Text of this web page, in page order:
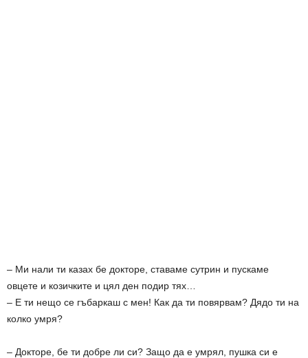
– Ми нали ти казах бе докторе, ставаме сутрин и пускаме
овцете и козичките и цял ден подир тях…
– Е ти нещо се гъбаркаш с мен! Как да ти повярвам? Дядо ти на
колко умря?
– Докторе, бе ти добре ли си? Защо да е умрял, пушка си е